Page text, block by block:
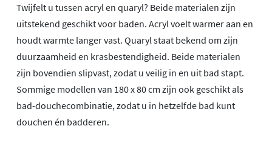
Twijfelt u tussen acryl en quaryl? Beide materialen zijn
uitstekend geschikt voor baden. Acryl voelt warmer aan en
houdt warmte langer vast. Quaryl staat bekend om zijn
duurzaamheid en krasbestendigheid. Beide materialen
zijn bovendien slipvast, zodat u veilig in en uit bad stapt.
Sommige modellen van 180 x 80 cm zijn ook geschikt als
bad-douchecombinatie, zodat u in hetzelfde bad kunt
douchen én badderen.